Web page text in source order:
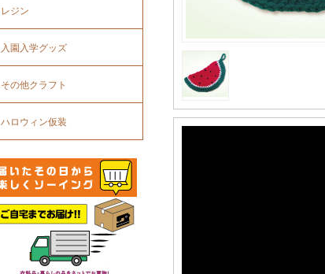
レジン
入園入学グッズ
その他クラフト
ハロウィン仮装